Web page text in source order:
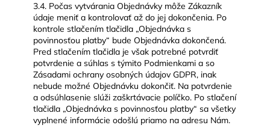
3.4. Počas vytvárania Objednávky môže Zákazník
údaje meniť a kontrolovať až do jej dokončenia. Po
kontrole stlačením tlačidla „Objednávka s
povinnosťou platby“ bude Objednávka dokončená.
Pred stlačením tlačidla je však potrebné potvrdiť
potvrdenie a súhlas s týmito Podmienkami a so
Zásadami ochrany osobných údajov GDPR, inak
nebude možné Objednávku dokončiť. Na potvrdenie
a odsúhlasenie slúži zaškrtávacie políčko. Po stlačení
tlačidla „Objednávka s povinnosťou platby“ sa všetky
vyplnené informácie odošlú priamo na adresu Nám.